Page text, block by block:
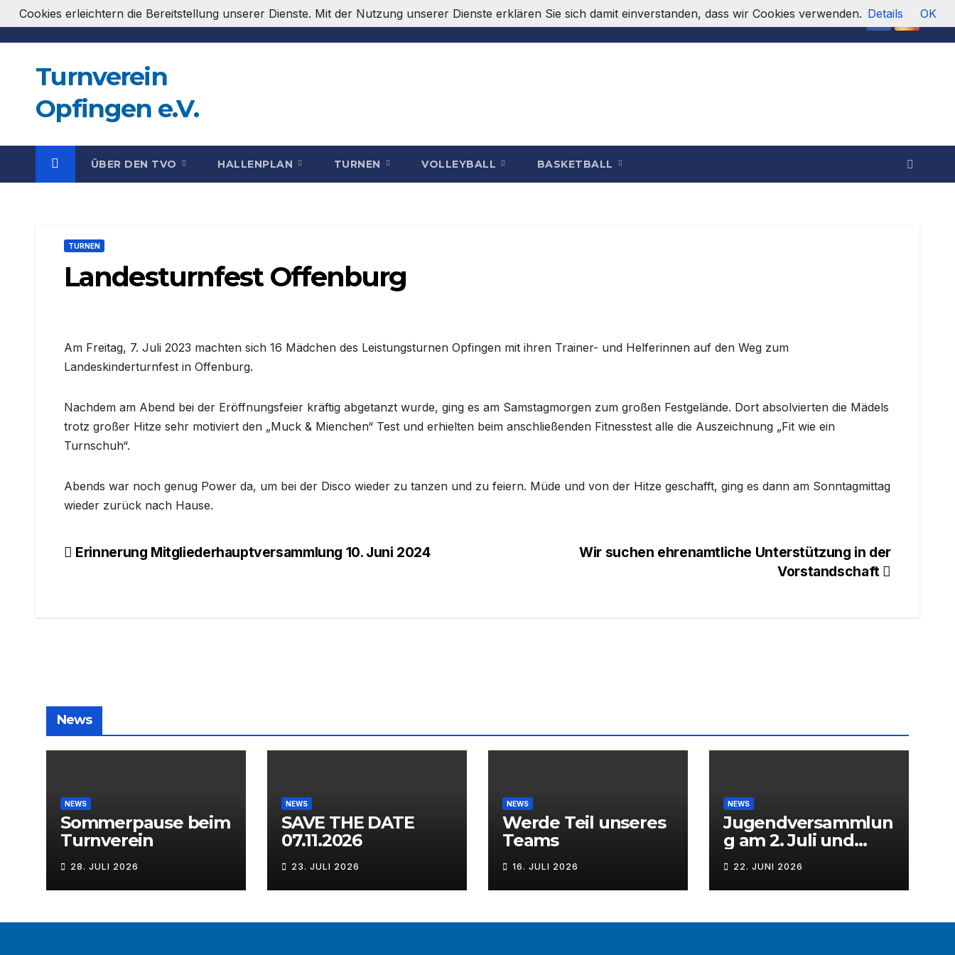
Zum
Inhalt
Turnverein
Opfingen e.V.
ÜBER DEN TVO HALLENPLAN TURNEN VOLLEYBALL BASKETBALL
TURNEN
Landesturnfest Offenburg
Am Freitag, 7. Juli 2023 machten sich 16 Mädchen des Leistungsturnen Opfingen mit ihren Trainer- und Helferinnen auf den Weg zum
Landeskinderturnfest in Offenburg.
Nachdem am Abend bei der Eröffnungsfeier kräftig abgetanzt wurde, ging es am Samstagmorgen zum großen Festgelände. Dort absolvierten die Mädels
trotz großer Hitze sehr motiviert den „Muck & Mienchen“ Test und erhielten beim anschließenden Fitnesstest alle die Auszeichnung „Fit wie ein
Turnschuh“.
Abends war noch genug Power da, um bei der Disco wieder zu tanzen und zu feiern. Müde und von der Hitze geschafft, ging es dann am Sonntagmittag
wieder zurück nach Hause.
Beitragsnavigation
Wir suchen ehrenamtliche Unterstützung in der
Vorstandschaft
Erinnerung Mitgliederhauptversammlung 10. Juni 2024
News
NEWS
Sommerpause beim
Turnverein
28. JULI 2026
NEWS
SAVE THE DATE
07.11.2026
23. JULI 2026
NEWS
Werde Teil unseres
Teams
16. JULI 2026
NEWS
Jugendversammlun
g am 2. Juli und
Mitgliederversamml
ung am 3. Juli 2026
22. JUNI 2026
Cookies erleichtern die Bereitstellung unserer Dienste. Mit der Nutzung unserer Dienste erklären Sie sich damit einverstanden, dass wir Cookies verwenden. Details OK